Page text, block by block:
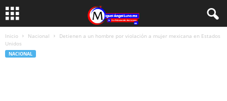
Inicio Nacional
Detienen a un hombre por violación a mujer mexicana en Estados
Unidos
NACIONAL